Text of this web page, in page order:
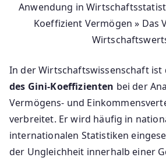
Anwendung in
Koeffizient Vermögen » Das
In der Wirtschaftswissenschaft
des Gini-Koeffizienten bei der
Vermögens- und
verbreitet. Er wird häufig in
internationalen Statistiken
der Ungleichheit innerhalb einer